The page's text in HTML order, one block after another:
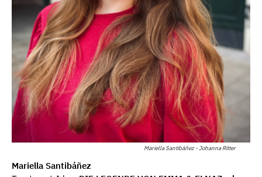
Mariella Santibáñez - Johanna Ritter
Mariella Santibáñez